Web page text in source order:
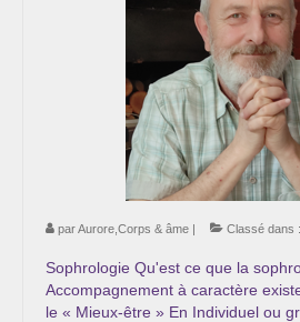
La Numérologie Créative
Initiation à la
Témoignages Initiation à
LMMA – EMDR
Soin et éveil au Féminin
parAurore,Corps & âme | Classé dans :
Sophrologie Qu'est ce que la
Accompagnement à caractère
le « Mieux-être » En Individuel ou